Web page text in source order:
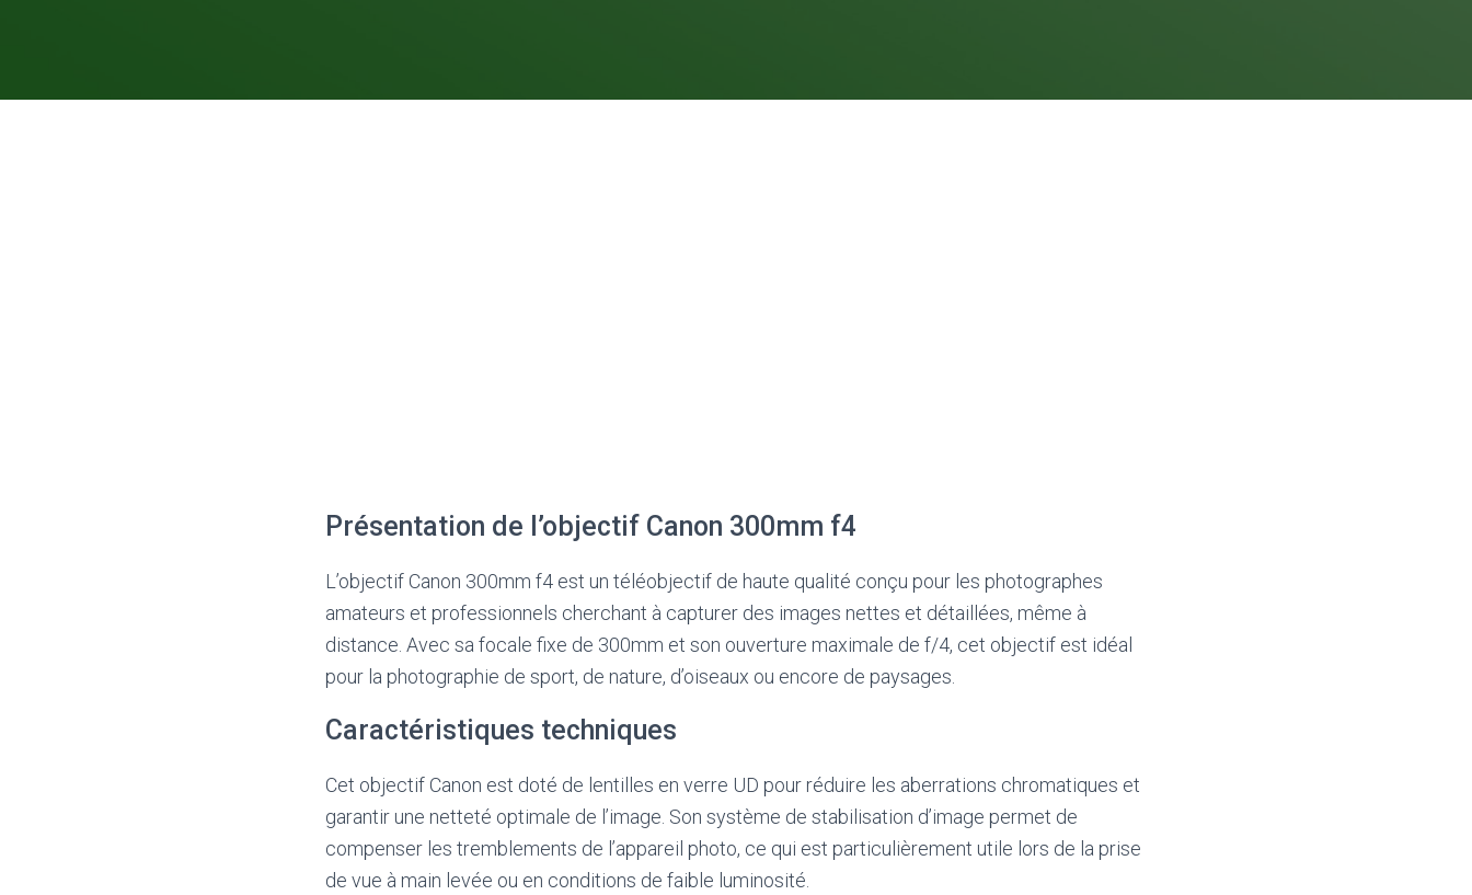
Présentation de l’objectif Canon 300mm f4
L’objectif Canon 300mm f4 est un téléobjectif de haute qualité conçu pour les photographes
amateurs et professionnels cherchant à capturer des images nettes et détaillées, même à
distance. Avec sa focale fixe de 300mm et son ouverture maximale de f/4, cet objectif est idéal
pour la photographie de sport, de nature, d’oiseaux ou encore de paysages.
Caractéristiques techniques
Cet objectif Canon est doté de lentilles en verre UD pour réduire les aberrations chromatiques et
garantir une netteté optimale de l’image. Son système de stabilisation d’image permet de
compenser les tremblements de l’appareil photo, ce qui est particulièrement utile lors de la prise
de vue à main levée ou en conditions de faible luminosité.